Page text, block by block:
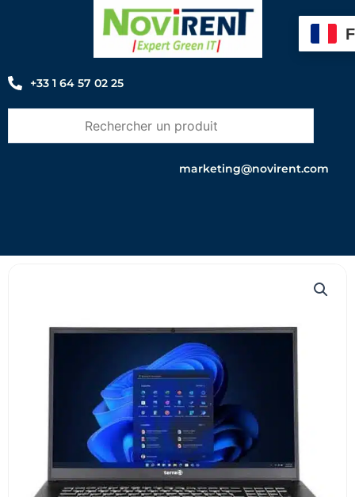
+33 1 64 57 02 25
marketing@novirent.com